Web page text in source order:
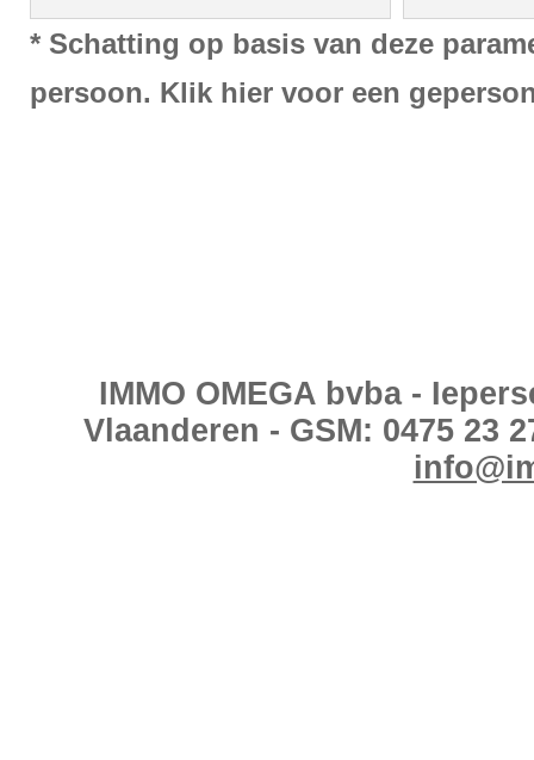
* Schatting op basis van deze
persoon. Klik hier voor een
IMMO OMEGA bvba -
Vlaanderen - GSM: 0475 23